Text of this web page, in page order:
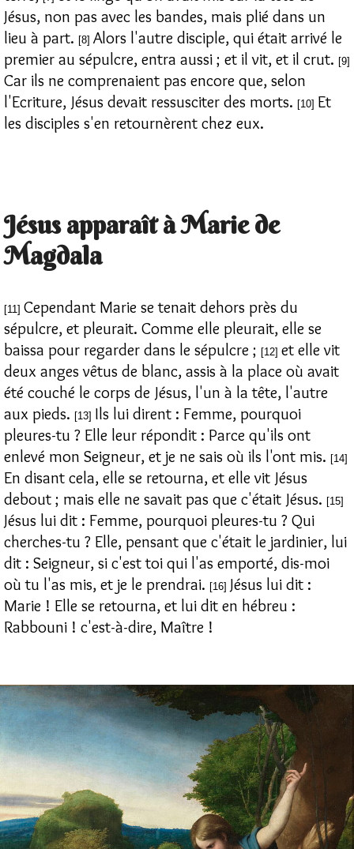
Jésus, non pas avec les bandes, mais plié dans un
lieu à part. [8] Alors l'autre disciple, qui était arrivé le
premier au sépulcre, entra aussi ; et il vit, et il crut. [9]
Car ils ne comprenaient pas encore que, selon
l'Ecriture, Jésus devait ressusciter des morts. [10] Et
les disciples s'en retournèrent chez eux.
Jésus apparaît à Marie de
Magdala
[11] Cependant Marie se tenait dehors près du
sépulcre, et pleurait. Comme elle pleurait, elle se
baissa pour regarder dans le sépulcre ; [12] et elle vit
deux anges vêtus de blanc, assis à la place où avait
été couché le corps de Jésus, l'un à la tête, l'autre
aux pieds. [13] Ils lui dirent : Femme, pourquoi
pleures-tu ? Elle leur répondit : Parce qu'ils ont
enlevé mon Seigneur, et je ne sais où ils l'ont mis. [14]
En disant cela, elle se retourna, et elle vit Jésus
debout ; mais elle ne savait pas que c'était Jésus. [15]
Jésus lui dit : Femme, pourquoi pleures-tu ? Qui
cherches-tu ? Elle, pensant que c'était le jardinier, lui
dit : Seigneur, si c'est toi qui l'as emporté, dis-moi
où tu l'as mis, et je le prendrai. [16] Jésus lui dit :
Marie ! Elle se retourna, et lui dit en hébreu :
Rabbouni ! c'est-à-dire, Maître !